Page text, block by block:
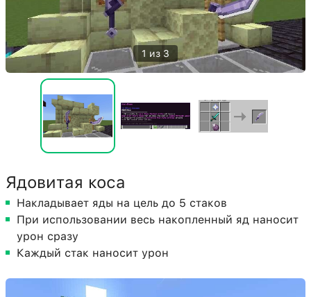
1 из 3
Ядовитая коса
Накладывает яды на цель до 5 стаков
При использовании весь накопленный яд наносит
урон сразу
Каждый стак наносит урон